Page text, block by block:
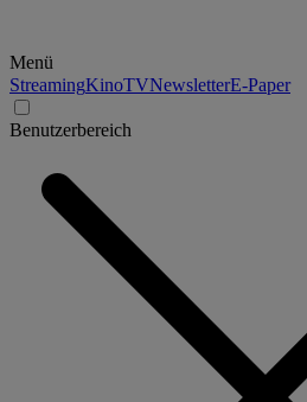
Menü
StreamingKinoTVNewsletterE-Paper
Benutzerbereich